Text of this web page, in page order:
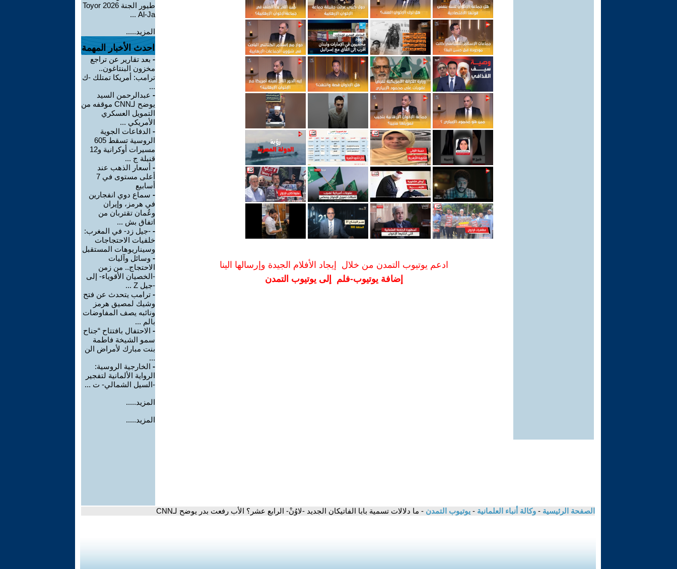
ادعم يوتيوب التمدن من خلال إيجاد الأفلام الجيدة وإرسالها الينا
إضافة يوتيوب-فلم إلى يوتيوب التمدن
طيور الجنة 2026 Toyor
Al-Ja ...
المزيد.....
احدث الأخبار المهمة
- بعد تقارير عن تراجع
مخزون البنتاغون..
ترامب: أمريكا تمتلك -ك
...
- عبدالرحمن السيد
يوضح لـCNN موقفه من
التمويل العسكري
الأمريكي ...
- الدفاعات الجوية
الروسية تسقط 605
مسيرات أوكرانية و12
قنبلة ج ...
- أسعار الذهب عند
أعلى مستوى في 7
أسابيع
- سماع دوي انفجارين
في هرمز، وإيران
وعُمان تقتربان من
اتفاق بش ...
- -جيل زد- في المغرب:
خلفيات الاحتجاجات
وسيناريوهات المستقبل
- وسائل وآليات
الاحتجاج.. من زمن
-الخصيان الأقوياء- إلى
-جيل Z ...
- ترامب يتحدث عن فتح
وشيك لمصيق هرمز
ونائبه يصف المفاوضات
بالم ...
- الاحتفال بافتتاح “جناح
سمو الشيخة فاطمة
بنت مبارك لأمراض الن
...
- الخارجية الروسية:
الرواية الألمانية لتفجير
-السيل الشمالي- ت ...
المزيد.....
المزيد.....
الصفحة الرئيسية - وكالة أنباء العلمانية - يوتيوب التمدن - ما دلالات تسمية بابا الفاتيكان الجديد -لاوُنْ- الرابع عشر؟ الأب رفعت بدر يوضح لـCNN